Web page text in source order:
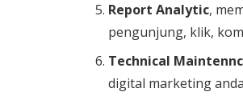
Report Analytic,
pengunjung, klik,
Technical
digital marketing